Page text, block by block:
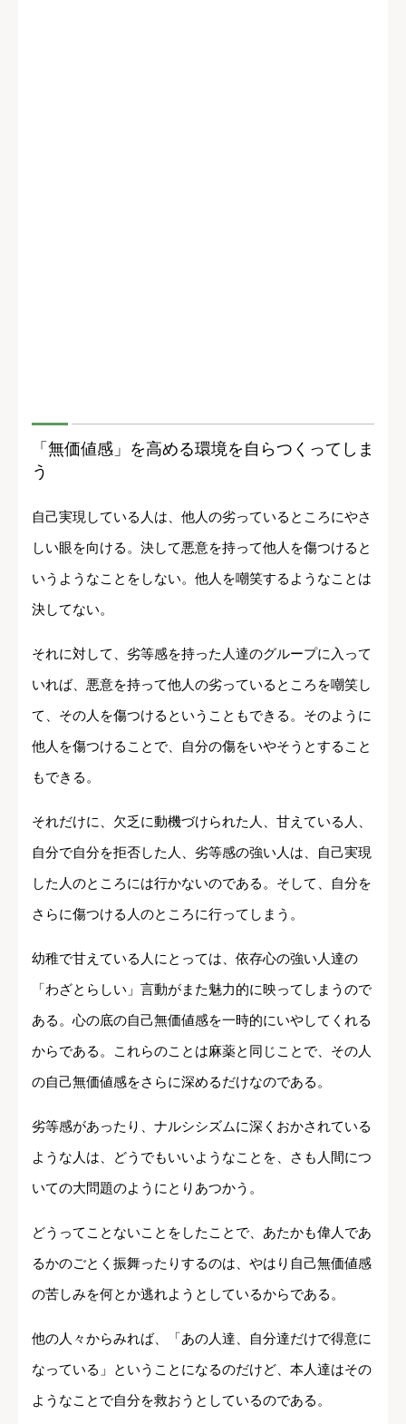
「無価値感」を高める環境を自らつくってしま
う
自己実現している人は、他人の劣っているところにやさ
しい眼を向ける。決して悪意を持って他人を傷つけると
いうようなことをしない。他人を嘲笑するようなことは
決してない。
それに対して、劣等感を持った人達のグループに入って
いれば、悪意を持って他人の劣っているところを嘲笑し
て、その人を傷つけるということもできる。そのように
他人を傷つけることで、自分の傷をいやそうとすること
もできる。
それだけに、欠乏に動機づけられた人、甘えている人、
自分で自分を拒否した人、劣等感の強い人は、自己実現
した人のところには行かないのである。そして、自分を
さらに傷つける人のところに行ってしまう。
幼稚で甘えている人にとっては、依存心の強い人達の
「わざとらしい」言動がまた魅力的に映ってしまうので
ある。心の底の自己無価値感を一時的にいやしてくれる
からである。これらのことは麻薬と同じことで、その人
の自己無価値感をさらに深めるだけなのである。
劣等感があったり、ナルシシズムに深くおかされている
ような人は、どうでもいいようなことを、さも人間につ
いての大問題のようにとりあつかう。
どうってことないことをしたことで、あたかも偉人であ
るかのごとく振舞ったりするのは、やはり自己無価値感
の苦しみを何とか逃れようとしているからである。
他の人々からみれば、「あの人達、自分達だけで得意に
なっている」ということになるのだけど、本人達はその
ようなことで自分を救おうとしているのである。